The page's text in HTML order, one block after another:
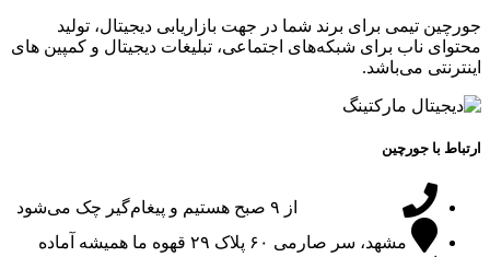
جورچین تیمی برای برند شما در جهت بازاریابی دیجیتال، تولید
محتوای ناب برای شبکه‌های اجتماعی، تبلیغات دیجیتال و کمپین های
اینترنتی می‌باشد.
ارتباط با جورچین
از ۹ صبح هستیم و پیغام‌گیر چک می‌شود
مشهد، سر صارمی ۶۰ پلاک ۲۹
قهوه ما همیشه آماده